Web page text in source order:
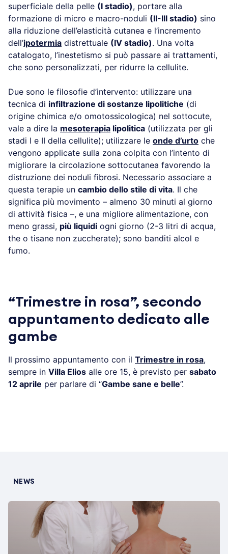
superficiale della pelle (I stadio), portare alla
formazione di micro e macro-noduli (II-III stadio) sino
alla riduzione dell’elasticità cutanea e l’incremento
dell’ipotermia distrettuale (IV stadio). Una volta
catalogato, l’inestetismo si può passare ai trattamenti,
che sono personalizzati, per ridurre la cellulite.
Due sono le filosofie d’intervento: utilizzare una
tecnica di infiltrazione di sostanze lipolitiche (di
origine chimica e/o omotossicologica) nel sottocute,
vale a dire la mesoterapia lipolitica (utilizzata per gli
stadi I e II della cellulite); utilizzare le onde d’urto che
vengono applicate sulla zona colpita con l’intento di
migliorare la circolazione sottocutanea favorendo la
distruzione dei noduli fibrosi. Necessario associare a
questa terapie un cambio dello stile di vita. Il che
significa più movimento – almeno 30 minuti al giorno
di attività fisica –, e una migliore alimentazione, con
meno grassi, più liquidi ogni giorno (2-3 litri di acqua,
the o tisane non zuccherate); sono banditi alcol e
fumo.
“Trimestre in rosa”, secondo
appuntamento dedicato alle
gambe
Il prossimo appuntamento con il Trimestre in rosa,
sempre in Villa Elios alle ore 15, è previsto per sabato
12 aprile per parlare di “Gambe sane e belle”.
NEWS